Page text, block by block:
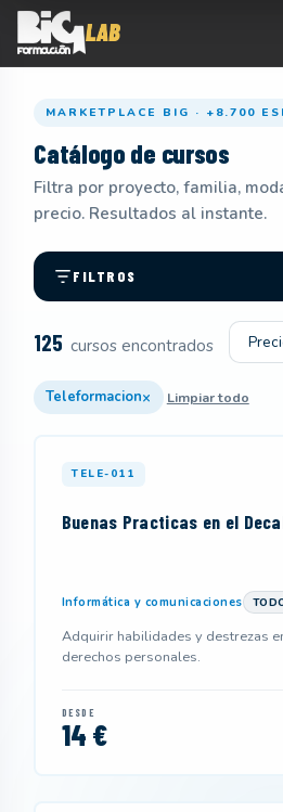
MARKETPLACE BIG · +8.700
Catálogo de cursos
Filtra por proyecto, familia,
precio. Resultados al instante.
FILTROS
125 cursos encontrados
Teleformacion× Limpiar todo
TELE-011
Buenas Practicas en el
Informática y comunicaciones
Adquirir habilidades y destrezas
derechos personales.
DESDE
14 €